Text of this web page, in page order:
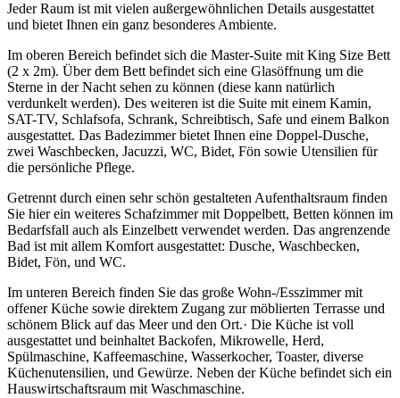
Jeder Raum ist mit vielen außergewöhnlichen Details ausgestattet
und bietet Ihnen ein ganz besonderes Ambiente.
Im oberen Bereich befindet sich die Master-Suite mit King Size Bett
(2 x 2m). Über dem Bett befindet sich eine Glasöffnung um die
Sterne in der Nacht sehen zu können (diese kann natürlich
verdunkelt werden). Des weiteren ist die Suite mit einem Kamin,
SAT-TV, Schlafsofa, Schrank, Schreibtisch, Safe und einem Balkon
ausgestattet. Das Badezimmer bietet Ihnen eine Doppel-Dusche,
zwei Waschbecken, Jacuzzi, WC, Bidet, Fön sowie Utensilien für
die persönliche Pflege.
Getrennt durch einen sehr schön gestalteten Aufenthaltsraum finden
Sie hier ein weiteres Schafzimmer mit Doppelbett, Betten können im
Bedarfsfall auch als Einzelbett verwendet werden. Das angrenzende
Bad ist mit allem Komfort ausgestattet: Dusche, Waschbecken,
Bidet, Fön, und WC.
Im unteren Bereich finden Sie das große Wohn-/Esszimmer mit
offener Küche sowie direktem Zugang zur möblierten Terrasse und
schönem Blick auf das Meer und den Ort.· Die Küche ist voll
ausgestattet und beinhaltet Backofen, Mikrowelle, Herd,
Spülmaschine, Kaffeemaschine, Wasserkocher, Toaster, diverse
Küchenutensilien, und Gewürze. Neben der Küche befindet sich ein
Hauswirtschaftsraum mit Waschmaschine.